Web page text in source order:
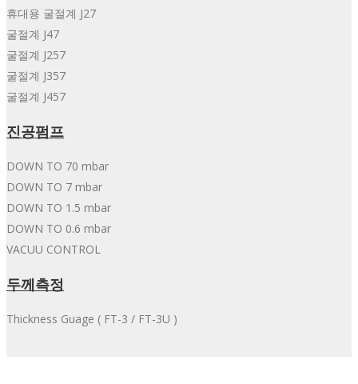
휴대용 굴절계 J27
굴절계 J47
굴절계 J257
굴절계 J357
굴절계 J457
진공펌프
DOWN TO 70 mbar
DOWN TO 7 mbar
DOWN TO 1.5 mbar
DOWN TO 0.6 mbar
VACUU CONTROL
두께측정
Thickness Guage ( FT-3 / FT-3U )